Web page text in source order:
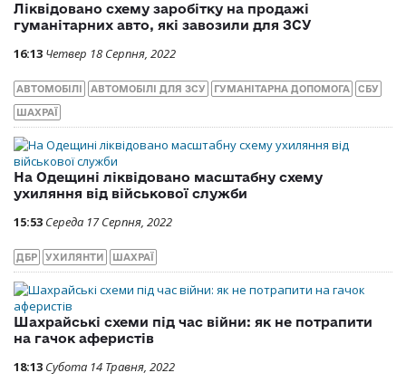
Ліквідовано схему заробітку на продажі
гуманітарних авто, які завозили для ЗСУ
16:13 Четвер 18 Серпня, 2022
АВТОМОБІЛІ АВТОМОБІЛІ ДЛЯ ЗСУ ГУМАНІТАРНА ДОПОМОГА СБУ
ШАХРАЇ
На Одещині ліквідовано масштабну схему
ухиляння від військової служби
15:53 Середа 17 Серпня, 2022
ДБР УХИЛЯНТИ ШАХРАЇ
Шахрайські схеми під час війни: як не потрапити
на гачок аферистів
18:13 Субота 14 Травня, 2022